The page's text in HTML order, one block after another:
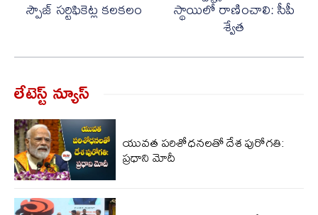
స్పౌజ్ సర్టిఫికెట్ల కలకలం స్థాయిలో రాణించాలి: సీపీ
శ్వేత
లేటెస్ట్ న్యూస్‌
యువత పరిశోధనలతో దేశ పురోగతి:
ప్రధాని మోదీ